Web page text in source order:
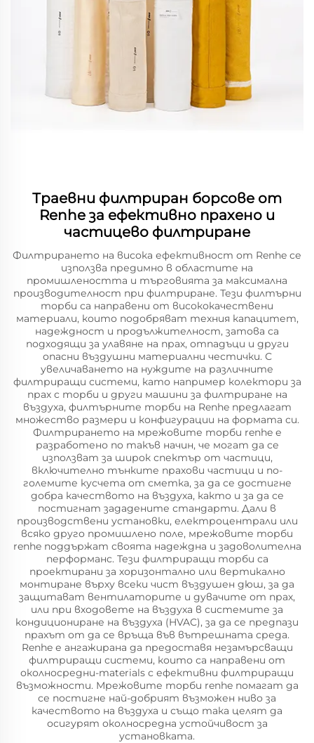
Траевни филтриран борсове от
Renhe за ефективно прахено и
частицево филтриране
Филтрирането на висока ефективност от Renhe се
използва предимно в областите на
промишлеността и търговията за максимална
производителност при филтриране. Тези филтърни
торби са направени от висококачествени
материали, които подобряват техния капацитет,
надеждност и продължителност, затова са
подходящи за улавяне на прах, отпадъци и други
опасни въздушни материални честички. С
увеличаването на нуждите на различните
филтриращи системи, като например колектори за
прах с торби и други машини за филтриране на
въздуха, филтърните торби на Renhe предлагат
множество размери и конфигурации на формата си.
Филтрирането на мрежовите торби renhe е
разработено по такъв начин, че могат да се
използват за широк спектър от частици,
включително тънките прахови частици и по-
големите кусчета от сметка, за да се достигне
добра качеството на въздуха, както и за да се
постигнат зададените стандарти. Дали в
производствени установки, електроцентрали или
всяко друго промишлено поле, мрежовите торби
renhe поддържат своята надеждна и задоволителна
перформанс. Тези филтриращи торби са
проектирани за хоризонтално или вертикално
монтиране върху всеки чист въздушен дюш, за да
защитават вентилаторите и дувачите от прах,
или при входовете на въздуха в системите за
кондициониране на въздуха (HVAC), за да се предпази
прахът от да се връща във вътрешната среда.
Renhe е ангажирана да предоставя незамърсващи
филтриращи системи, които са направени от
околносредни-materials с ефективни филтриращи
възможности. Мрежовите торби renhe помагат да
се постигне най-добрият възможен ниво за
качеството на въздуха и също така целят да
осигурят околносредна устойчивост за
установката.